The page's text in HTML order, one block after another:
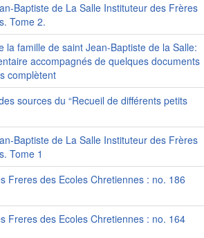
Baptiste de La Salle Instituteur des Frères
Tome 2.
la famille de saint Jean-Baptiste de la Salle:
accompagnés de quelques documents
complètent
sources du “Recueil de différents petits
Baptiste de La Salle Instituteur des Frères
Tome 1
Freres des Ecoles Chretiennes : no. 186
Freres des Ecoles Chretiennes : no. 164